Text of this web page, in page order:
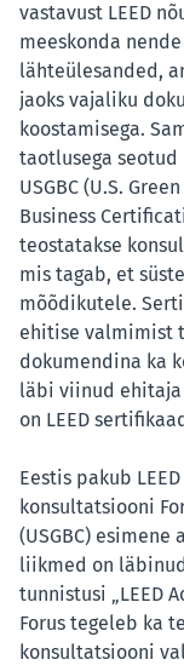
vastavust LEED
meeskonda
lähteülesanded,
jaoks vajaliku
koostamisega.
taotlusega seotud
USGBC (U.S.
Business
teostatakse
mis tagab, et
mõõdikutele.
ehitise valmimist
dokumendina ka
läbi viinud ehitaja
on LEED
Eestis pakub
konsultatsiooni
(USGBC)
liikmed on
tunnistusi „LEED
Forus tegeleb ka
konsultatsiooni